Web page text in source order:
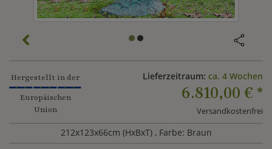
Hergestellt in der
Europäischen
Union
Lieferzeitraum: ca. 4 Wochen
6.810,00 € *
Versandkostenfrei
212x123x66cm (HxBxT) , Farbe: Braun